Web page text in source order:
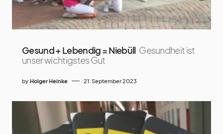
Gesund + Lebendig = Niebüll Gesundheit ist
unser wichtigstes Gut
by Holger Heinke 21. September 2023